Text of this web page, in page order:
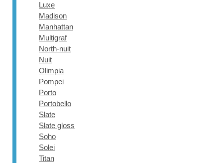
Luxe
Madison
Manhattan
Multigraf
North-nuit
Nuit
Olimpia
Pompei
Porto
Portobello
Slate
Slate gloss
Soho
Solei
Titan